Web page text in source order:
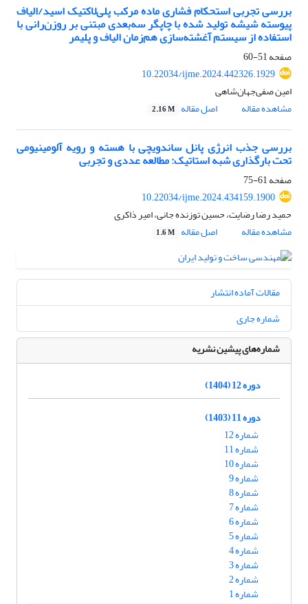
بررسی تجربی استحکام فشاری ماده مرکب پلی‌لاکتیک اسید/الیاف
پیوسته شیشه تولید شده با چاپگر سه‌بعدی مبتنی بر روزن‌رانی با
استفاده از سیستم آغشته‌سازی هم‌زمان الیاف و پلیمر
صفحه51-60
10.22034/ijme.2024.442326.1929
امین صفی‌جهان‌شاهی
مشاهده مقاله
اصل مقاله 2.16 M
بررسی جذب انرژی پانل ساندویچی با هسته و رویه آلومینیومی
تحت بارگذاری شبه استاتیک: مطالعه عددی و تجربی
صفحه61-75
10.22034/ijme.2024.434159.1900
حمید رضا رضایت، حسین توزنده جانی، امیر ذاکری
مشاهده مقاله
اصل مقاله 1.6 M
مقالات آماده انتشار
شماره جاری
شماره‌های پیشین نشریه
دوره 12 (1404)
دوره 11 (1403)
شماره 12
شماره 11
شماره 10
شماره 9
شماره 8
شماره 7
شماره 6
شماره 5
شماره 4
شماره 3
شماره 2
شماره 1